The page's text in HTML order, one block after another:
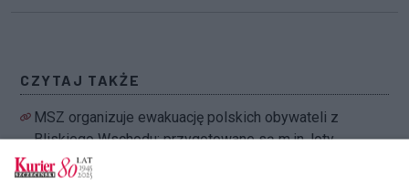
CZYTAJ TAKŻE
MSZ organizuje ewakuację polskich obywateli z
Bliskiego Wschodu; przygotowane są m.in. loty
wojskowe (akt. 1)